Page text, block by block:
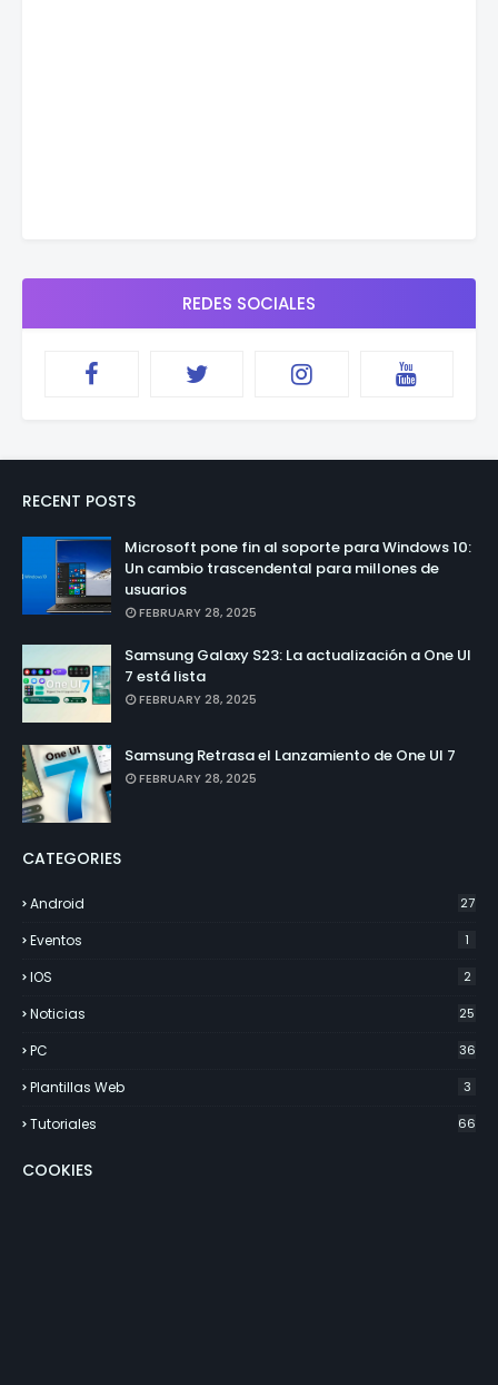
REDES SOCIALES
RECENT POSTS
Microsoft pone fin al soporte para Windows 10:
Un cambio trascendental para millones de
usuarios
FEBRUARY 28, 2025
Samsung Galaxy S23: La actualización a One UI
7 está lista
FEBRUARY 28, 2025
Samsung Retrasa el Lanzamiento de One UI 7
FEBRUARY 28, 2025
CATEGORIES
Android 27
Eventos 1
IOS 2
Noticias 25
PC 36
Plantillas Web 3
Tutoriales 66
COOKIES